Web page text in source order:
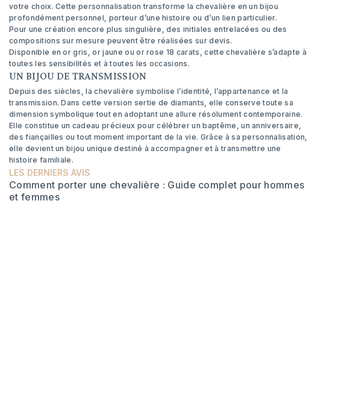
votre choix. Cette personnalisation transforme la chevalière en un bijou
profondément personnel, porteur d’une histoire ou d’un lien particulier.
Pour une création encore plus singulière, des initiales entrelacées ou des
compositions sur mesure peuvent être réalisées sur devis.
Disponible en or gris, or jaune ou or rose 18 carats, cette chevalière s’adapte à
toutes les sensibilités et à toutes les occasions.
UN BIJOU DE TRANSMISSION
Depuis des siècles, la chevalière symbolise l’identité, l’appartenance et la
transmission. Dans cette version sertie de diamants, elle conserve toute sa
dimension symbolique tout en adoptant une allure résolument contemporaine.
Elle constitue un cadeau précieux pour célébrer un baptême, un anniversaire,
des fiançailles ou tout moment important de la vie. Grâce à sa personnalisation,
elle devient un bijou unique destiné à accompagner et à transmettre une
histoire familiale.
LES DERNIERS AVIS
Comment porter une chevalière : Guide complet pour hommes
et femmes